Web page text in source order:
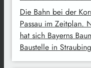
Die Bahn bei der
Passau im Zeitplan.
hat sich Bayerns
Baustelle in